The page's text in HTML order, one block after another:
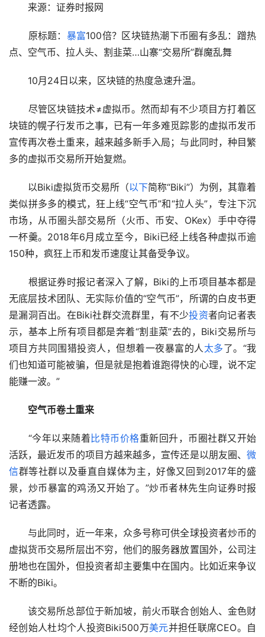
来源：证券时报网
原标题： 暴富100倍？区块链热潮下币圈有多乱：蹭热
点、空气币、拉人头、割韭菜…山寨“交易所”群魔乱舞
10月24日以来，区块链的热度急速升温。
尽管区块链技术≠虚拟币。然而却有不少项目方打着区
块链的幌子行发币之事，已有一年多难觅踪影的虚拟币发币
宣传再次卷土重来，越来越多新手入局；与此同时，种目繁
多的虚拟币交易所开始复燃。
以Biki虚拟货币交易所（以下简称“Biki”）为例，其靠着
类似拼多多的模式，狂上线“空气币”和“拉人头”，专注下沉
市场，从币圈头部交易所（火币、币安、OKex）手中夺得
一杯羹。2018年6月成立至今，Biki已经上线各种虚拟币逾
150种，疯狂上币和发币速度让其备受争议。
根据证券时报记者深入了解，Biki的上币项目基本都是
无底层技术团队、无实际价值的“空气币”，所谓的白皮书更
是漏洞百出。在Biki社群交流群里，有不少投资者向记者表
示，基本上所有项目都是奔着“割韭菜”去的，Biki交易所与
项目方共同围猎投资人，但想着一夜暴富的人 太多了。“我
们也知道可能被骗，但是就是抱着谁跑得快的心理，说不定
能赚一波。”
空气币卷土重来
“今年以来随着比特币价格重新回升，币圈社群又开始
活跃，最近发币的项目方越来越多，宣传还是以朋友圈、 微
信群等社群以及垂直自媒体为主，好像又回到2017年的盛
景，炒币暴富的鸡汤又开始了。”炒币者林先生向证券时报
记者透露。
与此同时，近一年来，众多号称可供全球投资者炒币的
虚拟货币交易所层出不穷，他们的服务器放置国外，公司注
册地也在国外，但投资者却主要集中在国内。比如近来争议
不断的Biki。
该交易所总部位于新加坡，前火币联合创始人、金色财
经创始人杜均个人投资Biki500万美元并担任联席CEO。自